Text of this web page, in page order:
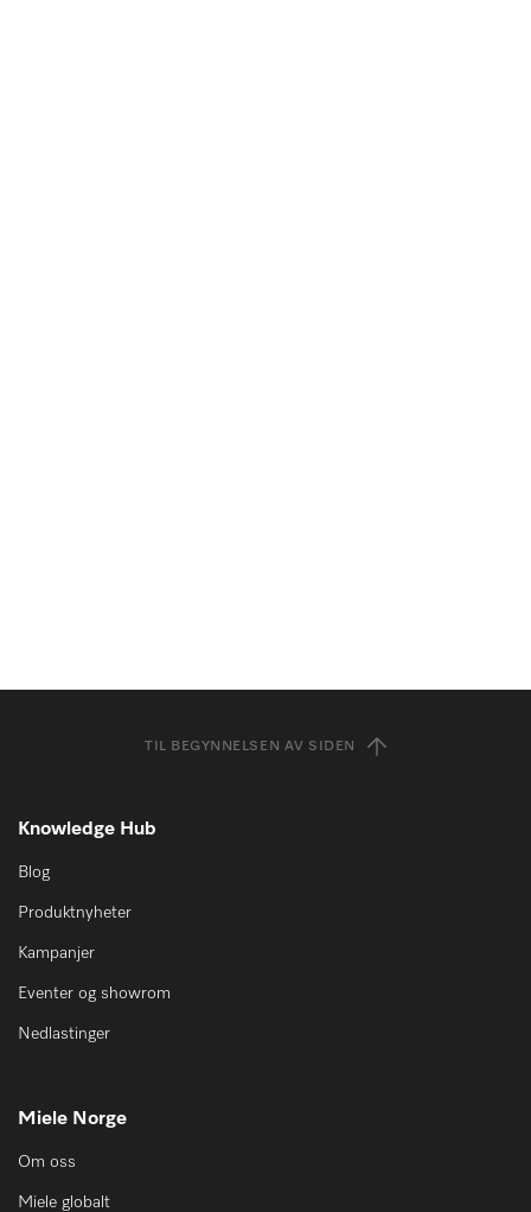
TIL BEGYNNELSEN AV SIDEN
Knowledge Hub
Blog
Produktnyheter
Kampanjer
Eventer og showrom
Nedlastinger
Miele Norge
Om oss
Miele globalt